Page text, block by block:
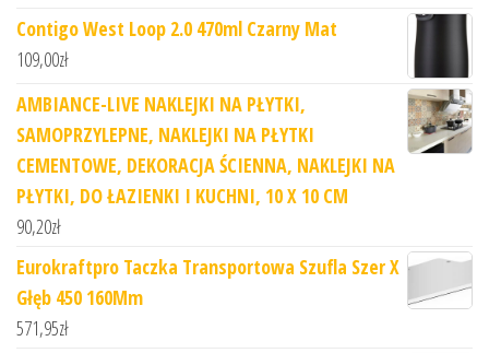
Contigo West Loop 2.0 470ml Czarny Mat
109,00zł
AMBIANCE-LIVE NAKLEJKI NA PŁYTKI,
SAMOPRZYLEPNE, NAKLEJKI NA PŁYTKI
CEMENTOWE, DEKORACJA ŚCIENNA, NAKLEJKI NA
PŁYTKI, DO ŁAZIENKI I KUCHNI, 10 X 10 CM
90,20zł
Eurokraftpro Taczka Transportowa Szufla Szer X
Głęb 450 160Mm
571,95zł